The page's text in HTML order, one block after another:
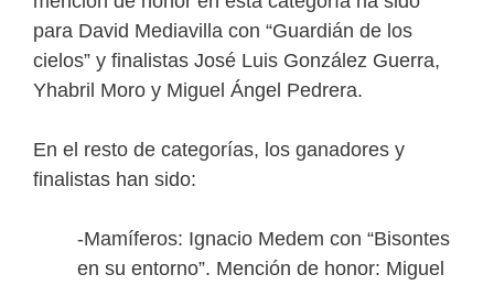
para David Mediavilla con “Guardián de los
cielos” y finalistas José Luis González Guerra,
Yhabril Moro y Miguel Ángel Pedrera.
En el resto de categorías, los ganadores y
finalistas han sido:
-Mamíferos: Ignacio Medem con “Bisontes
en su entorno”. Mención de honor: Miguel